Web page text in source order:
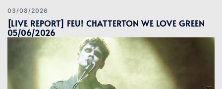
03/08/2026
[LIVE REPORT] FEU! CHATTERTON WE LOVE GREEN
05/06/2026